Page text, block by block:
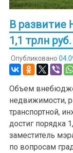
В
1,1 трлн
Опубликовано
Объем
недвижимости,
транспортной,
достиг порядка
заместитель
по вопросам